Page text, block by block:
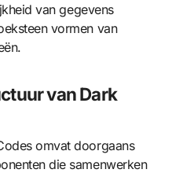
van gegevens
vormen van
van Dark
omvat doorgaans
die samenwerken